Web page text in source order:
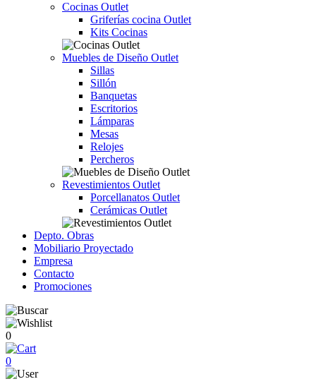
Cocinas Outlet
Griferías cocina Outlet
Kits Cocinas
Muebles de Diseño Outlet
Sillas
Sillón
Banquetas
Escritorios
Lámparas
Mesas
Relojes
Percheros
Revestimientos Outlet
Porcellanatos Outlet
Cerámicas Outlet
Depto. Obras
Mobiliario Proyectado
Empresa
Contacto
Promociones
0
0